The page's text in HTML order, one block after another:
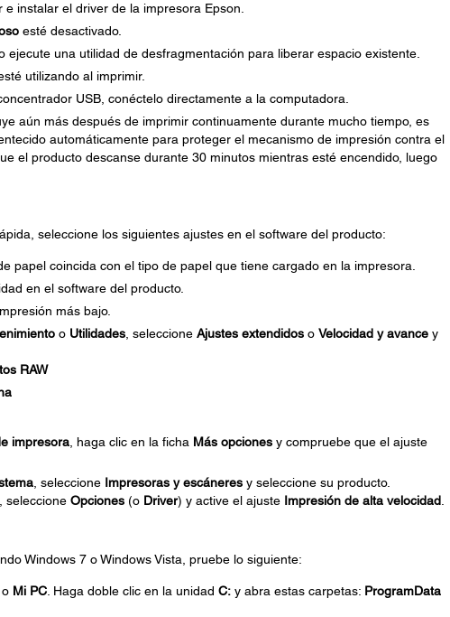
instalar el driver de la impresora Epson.
esté desactivado.
ejecute una utilidad de desfragmentación para liberar espacio existente.
utilizando al imprimir.
USB, conéctelo directamente a la computadora.
aún más después de imprimir continuamente durante mucho tiempo, es
automáticamente para proteger el mecanismo de impresión contra el
el producto descanse durante 30 minutos mientras esté encendido, luego
seleccione los siguientes ajustes en el software del producto:
papel coincida con el tipo de papel que tiene cargado en la impresora.
en el software del producto.
más bajo.
o Utilidades, seleccione Ajustes extendidoso Velocidad y avancey
RAW
impresora, haga clic en la ficha Más opcionesy compruebe que el ajuste
, seleccione Impresoras y escáneresy seleccione su producto.
seleccione Opciones(o Driver) y active el ajuste Impresión de alta velocidad.
Windows 7 o Windows Vista, pruebe lo siguiente:
Mi PC. Haga doble clic en la unidad C:y abra estas carpetas: ProgramData